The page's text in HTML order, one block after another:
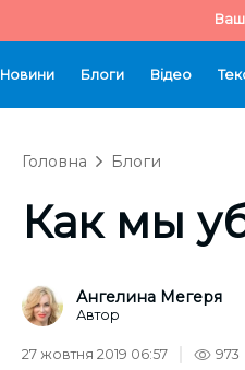
Ваш
Новини Блоги Відео
Головна Блоги
Как мы
Ангелина Мегеря
Автор
27 жовтня 2019 06:57 973